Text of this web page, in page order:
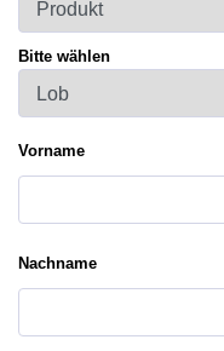
Bitte wählen
Vorname
Nachname